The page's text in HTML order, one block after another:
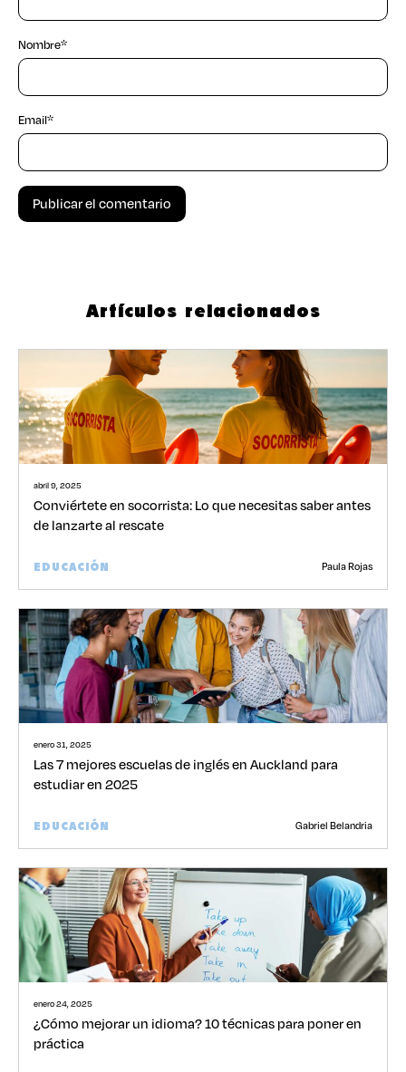
Nombre*
Email*
Artículos relacionados
abril 9, 2025
Conviértete en socorrista: Lo que necesitas saber antes
de lanzarte al rescate
EDUCACIÓN Paula Rojas
enero 31, 2025
Las 7 mejores escuelas de inglés en Auckland para
estudiar en 2025
EDUCACIÓN Gabriel Belandria
enero 24, 2025
¿Cómo mejorar un idioma? 10 técnicas para poner en
práctica